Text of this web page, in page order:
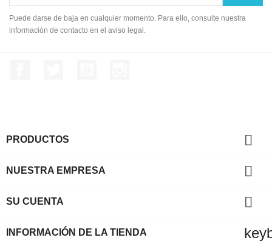
Puede darse de baja en cualquier momento. Para ello, consulte nuestra
información de contacto en el aviso legal.
PRODUCTOS 
NUESTRA EMPRESA 
SU CUENTA 
INFORMACIÓN DE LA TIENDA